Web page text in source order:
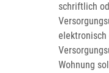
schriftlich
elektronisch
Wohnung